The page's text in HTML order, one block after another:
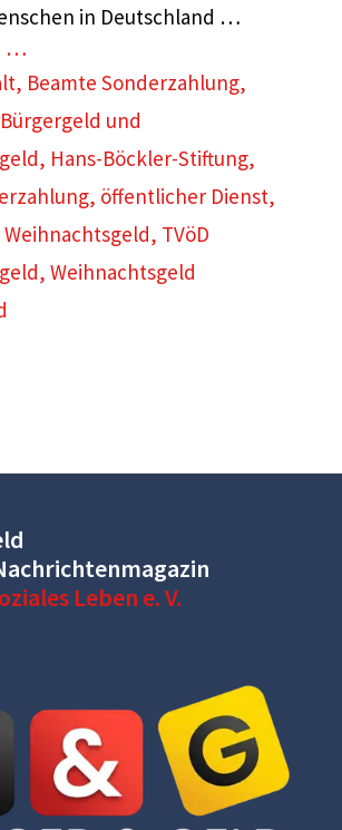
in Deutschland …
…
, Beamte Sonderzahlung,
Bürgergeld und
, Hans-Böckler-Stiftung,
, öffentlicher Dienst,
, TVöD
, Weihnachtsgeld
Leben e. V.